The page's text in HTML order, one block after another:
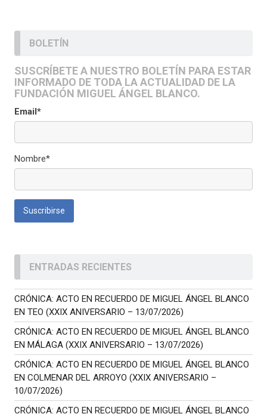
BOLETÍN
SUSCRÍBETE A NUESTRO BOLETÍN PARA ESTAR
INFORMADO DE TODA LA ACTUALIDAD DE LA
FUNDACIÓN MIGUEL ÁNGEL BLANCO.
Email*
Nombre*
ENTRADAS RECIENTES
CRÓNICA: ACTO EN RECUERDO DE MIGUEL ÁNGEL BLANCO
EN TEO (XXIX ANIVERSARIO – 13/07/2026)
CRÓNICA: ACTO EN RECUERDO DE MIGUEL ÁNGEL BLANCO
EN MÁLAGA (XXIX ANIVERSARIO – 13/07/2026)
CRÓNICA: ACTO EN RECUERDO DE MIGUEL ÁNGEL BLANCO
EN COLMENAR DEL ARROYO (XXIX ANIVERSARIO –
10/07/2026)
CRÓNICA: ACTO EN RECUERDO DE MIGUEL ÁNGEL BLANCO